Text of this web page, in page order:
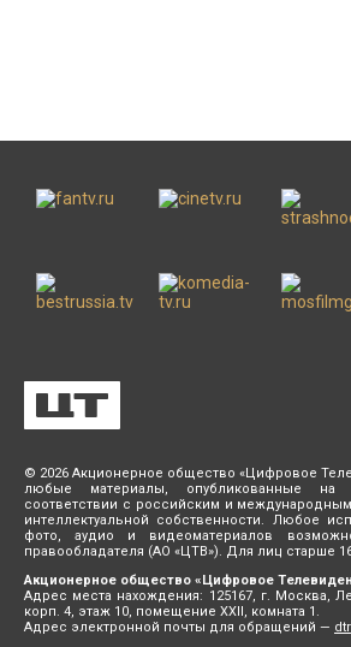
© 2026 Акционерное общество «Цифровое
любые материалы, опубликованные
соответствии с российским и
интеллектуальной собственности. Любое
фото, аудио и видеоматериалов
правообладателя (АО «ЦТВ»). Для лиц старше
Акционерное общество «Цифровое
Адрес места нахождения: 125167, г. Москва,
корп. 4, этаж 10, помещение XXII, комната 1.
Адрес электронной почты для обращений —